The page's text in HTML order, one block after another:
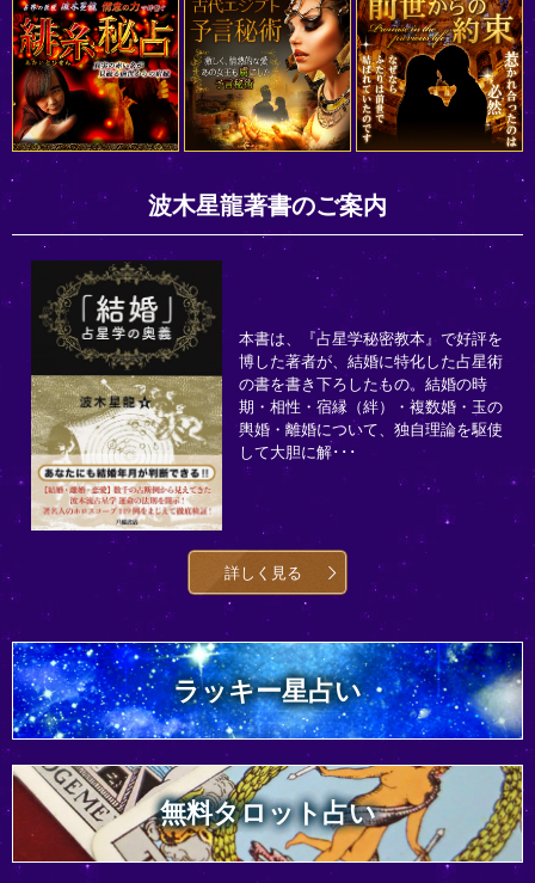
波木星龍著書のご案内
本書は、『占星学秘密教本』で好評を
博した著者が、結婚に特化した占星術
の書を書き下ろしたもの。結婚の時
期・相性・宿縁（絆）・複数婚・玉の
輿婚・離婚について、独自理論を駆使
して大胆に解･･･
詳しく見る
ラッキー星占い
無料タロット占い